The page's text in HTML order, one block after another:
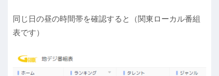
同じ日の昼の時間帯を確認すると（関東ローカル番組
表です）